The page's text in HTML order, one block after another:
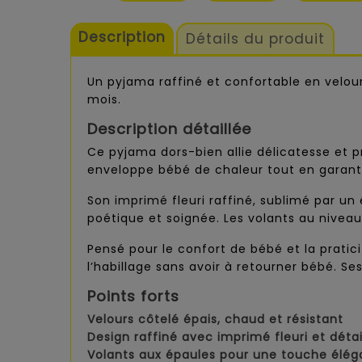
Description Détails du produit
Un pyjama raffiné et confortable en
mois.
Description détaillée
Ce pyjama dors-bien allie délicatesse et
enveloppe bébé de chaleur tout en
Son imprimé fleuri raffiné, sublimé par
poétique et soignée. Les volants au
Pensé pour le confort de bébé et la
l’habillage sans avoir à retourner bébé.
Points forts
Velours côtelé épais, chaud et résistant
Design raffiné avec imprimé fleuri et
Volants aux épaules pour une touche